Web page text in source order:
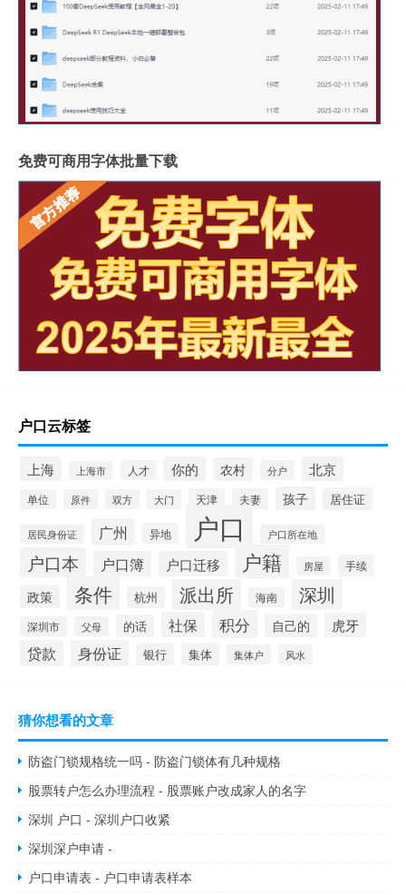
免费可商用字体批量下载
户口云标签
上海 上海市 人才 你的 农村 分户 北京
单位 原件 双方 大门 天津 夫妻 孩子 居住证
居民身份证 广州 异地 户口 户口所在地
户口本 户口簿 户口迁移 户籍 房屋 手续
政策 条件 杭州 派出所 海南 深圳
深圳市 父母 的话 社保 积分 自己的 虎牙
贷款 身份证 银行 集体 集体户 风水
猜你想看的文章
防盗门锁规格统一吗 - 防盗门锁体有几种规格
股票转户怎么办理流程 - 股票账户改成家人的名字
深圳 户口 - 深圳户口收紧
深圳深户申请 -
户口申请表 - 户口申请表样本